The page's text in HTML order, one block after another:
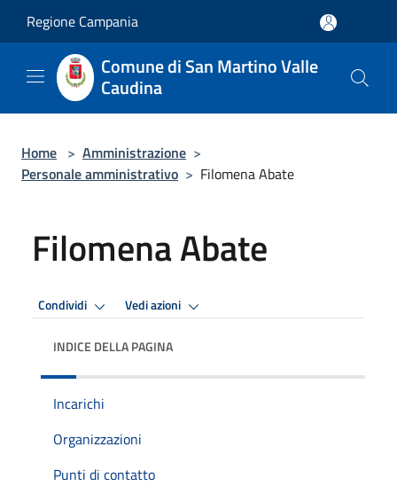
Regione Campania
Comune di San Martino Valle
Caudina
Home > Amministrazione >
Personale amministrativo > Filomena Abate
Filomena Abate
Condividi Vedi azioni
INDICE DELLA PAGINA
Incarichi
Organizzazioni
Punti di contatto